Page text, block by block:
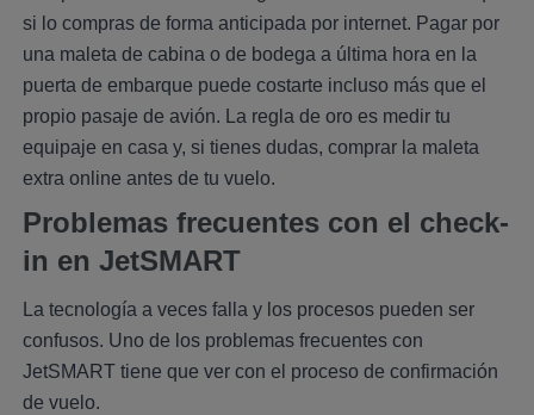
si lo compras de forma anticipada por internet. Pagar por
una maleta de cabina o de bodega a última hora en la
puerta de embarque puede costarte incluso más que el
propio pasaje de avión. La regla de oro es medir tu
equipaje en casa y, si tienes dudas, comprar la maleta
extra online antes de tu vuelo.
Problemas frecuentes con el check-
in en JetSMART
La tecnología a veces falla y los procesos pueden ser
confusos. Uno de los problemas frecuentes con
JetSMART tiene que ver con el proceso de confirmación
de vuelo.